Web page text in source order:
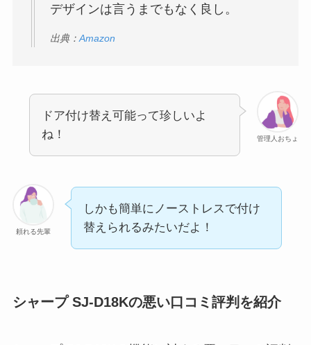
デザインは言うまでもなく良し。
出典： Amazon
管理人おちょ
ドア付け替え可能って珍しいよ
ね！
頼れる先輩
しかも簡単にノーストレスで付け
替えられるみたいだよ！
シャープ SJ-D18Kの悪い口コミ評判を紹介